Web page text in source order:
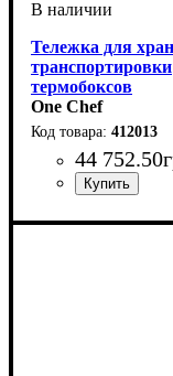
Тележка для
транспортировки
термобоксов
One Chef
412013
44 752.50